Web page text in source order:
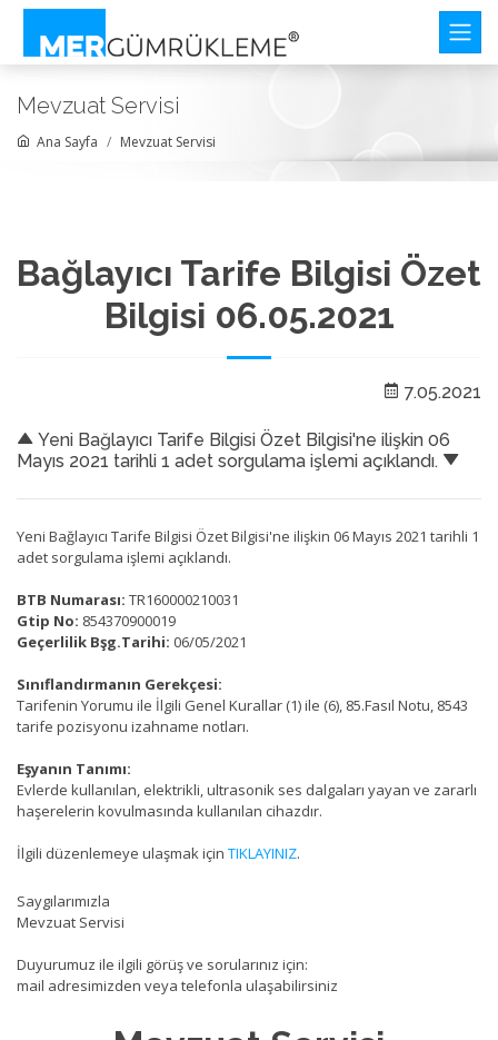
Mevzuat Servisi
Ana Sayfa Mevzuat Servisi
Bağlayıcı Tarife Bilgisi Özet
Bilgisi 06.05.2021
7.05.2021
Yeni Bağlayıcı Tarife Bilgisi Özet Bilgisi'ne ilişkin 06
Mayıs 2021 tarihli 1 adet sorgulama işlemi açıklandı.
Yeni Bağlayıcı Tarife Bilgisi Özet Bilgisi'ne ilişkin 06 Mayıs 2021 tarihli 1
adet sorgulama işlemi açıklandı.
BTB Numarası: TR160000210031
Gtip No: 854370900019
Geçerlilik Bşg.Tarihi: 06/05/2021
Sınıflandırmanın Gerekçesi:
Tarifenin Yorumu ile İlgili Genel Kurallar (1) ile (6), 85.Fasıl Notu, 8543
tarife pozisyonu izahname notları.
Eşyanın Tanımı:
Evlerde kullanılan, elektrikli, ultrasonik ses dalgaları yayan ve zararlı
haşerelerin kovulmasında kullanılan cihazdır.
İlgili düzenlemeye ulaşmak için TIKLAYINIZ.
Saygılarımızla
Mevzuat Servisi
Duyurumuz ile ilgili görüş ve sorularınız için:
mail adresimizden veya telefonla ulaşabilirsiniz